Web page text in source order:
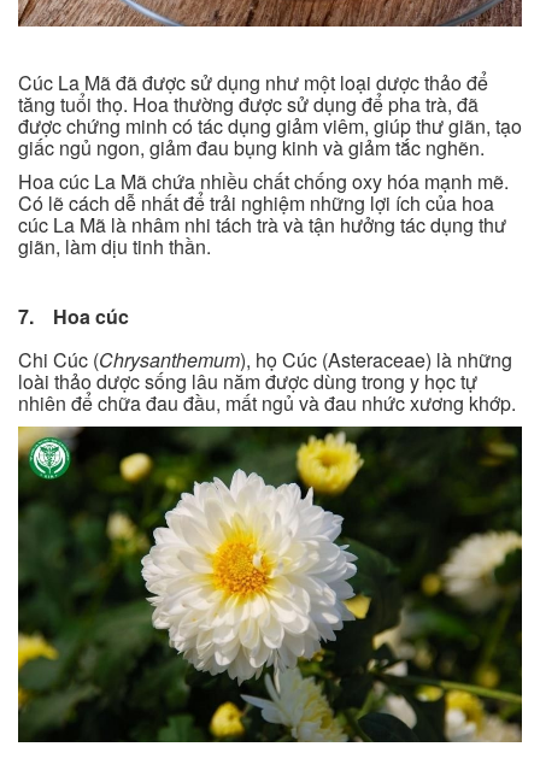
Cúc La Mã đã được sử dụng như một loại dược thảo để
tăng tuổi thọ. Hoa thường được sử dụng để pha trà, đã
được chứng minh có tác dụng giảm viêm, giúp thư giãn, tạo
giấc ngủ ngon, giảm đau bụng kinh và giảm tắc nghẽn.
Hoa cúc La Mã chứa nhiều chất chống oxy hóa mạnh mẽ.
Có lẽ cách dễ nhất để trải nghiệm những lợi ích của hoa
cúc La Mã là nhâm nhi tách trà và tận hưởng tác dụng thư
giãn, làm dịu tinh thần.
7. Hoa cúc
Chi Cúc (Chrysanthemum), họ Cúc (Asteraceae) là những
loài thảo dược sống lâu năm được dùng trong y học tự
nhiên để chữa đau đầu, mất ngủ và đau nhức xương khớp.